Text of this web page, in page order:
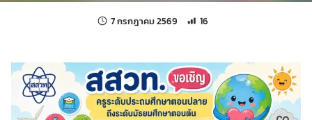
7 กรกฎาคม 2569 แก้ไขล่าสุดเมื่อ:
จำนวนการเข้าชม 16 ครั้ง
16